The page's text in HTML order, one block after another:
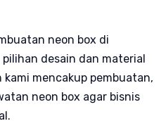
neon box di
desain dan material
mencakup pembuatan,
neon box agar bisnis